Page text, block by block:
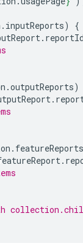
. inputReports)
{
.
.outputReports)
.
. featureReports
.